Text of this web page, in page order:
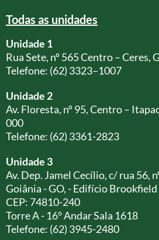
Todas as unidades
Unidade 1
Rua Sete, nº 565 Centro – Ceres,
Telefone: (62) 3323–1007
Unidade 2
Av. Floresta, nº 95, Centro –
000
Telefone: (62) 3361-2823
Unidade 3
Av. Dep. Jamel Cecílio, c/ rua 56,
Goiânia - GO, - Edifício Brookfield
CEP: 74810-240
Torre A - 16° Andar Sala 1618
Telefone: (62) 3945-2480